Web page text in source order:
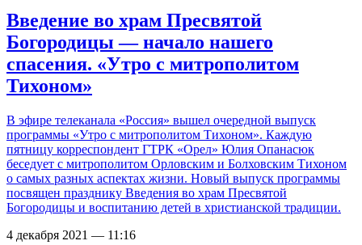
Введение во храм Пресвятой
Богородицы — начало нашего
спасения. «Утро с митрополитом
Тихоном»
В эфире телеканала «Россия» вышел очередной выпуск
программы «Утро с митрополитом Тихоном». Каждую
пятницу корреспондент ГТРК «Орел» Юлия Опанасюк
беседует с митрополитом Орловским и Болховским Тихоном
о самых разных аспектах жизни. Новый выпуск программы
посвящен празднику Введения во храм Пресвятой
Богородицы и воспитанию детей в христианской традиции.
4 декабря 2021 — 11:16